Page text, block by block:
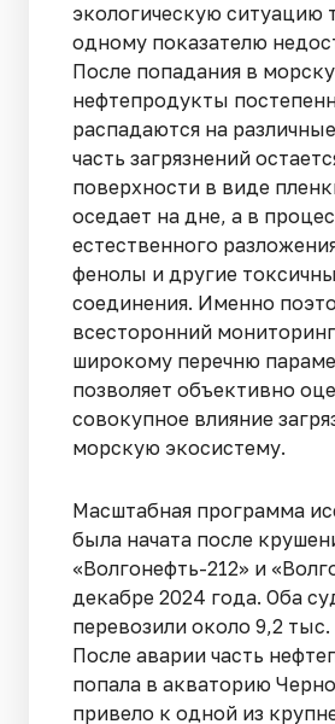
экологическую ситуацию
одному показателю
После попадания в
нефтепродукты
распадаются на
часть загрязнений
поверхности в виде
оседает на дне, а в
естественного
фенолы и другие
соединения. Именно
всесторонний
широкому перечню
позволяет объективно
совокупное влияние
морскую экосистему.
Масштабная программа
была начата после
«Волгонефть-212» и
декабре 2024 года. Оба
перевозили около 9,2 тыс.
После аварии часть
попала в акваторию
привело к одной из